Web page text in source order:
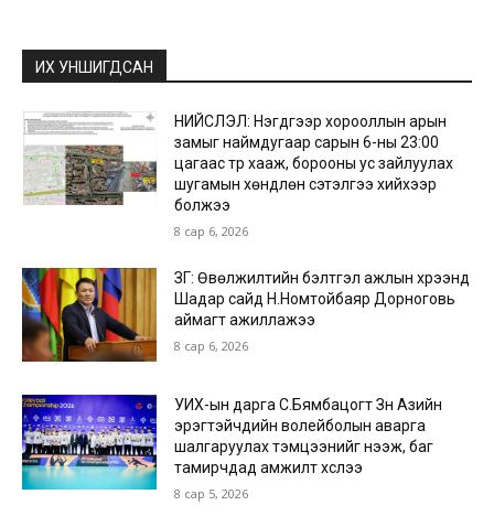
ИХ УНШИГДСАН
НИЙСЛЭЛ: Нэгдүгээр хорооллын арын
замыг наймдугаар сарын 6-ны 23:00
цагаас түр хааж, борооны ус зайлуулах
шугамын хөндлөн сэтэлгээ хийхээр
болжээ
8 сар 6, 2026
ЗГ: Өвөлжилтийн бэлтгэл ажлын хүрээнд
Шадар сайд Н.Номтойбаяр Дорноговь
аймагт ажиллажээ
8 сар 6, 2026
УИХ-ын дарга С.Бямбацогт Зүүн Азийн
эрэгтэйчүүдийн волейболын аварга
шалгаруулах тэмцээнийг нээж, баг
тамирчдад амжилт хүслээ
8 сар 5, 2026